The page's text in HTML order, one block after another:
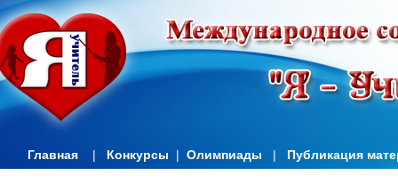
Главная | Конкурсы | Олимпиады | Публикация